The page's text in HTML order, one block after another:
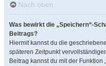
Nach oben
Was bewirkt die „Speichern“-
Beitrags?
Hiermit kannst du die
späteren Zeitpunkt
Beitrag kannst du mit der Funktion